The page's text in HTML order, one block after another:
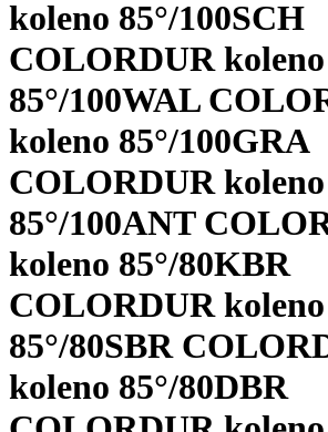
koleno 85°/100SCH
COLORDUR koleno
85°/100WAL
koleno 85°/100GRA
COLORDUR koleno
85°/100ANT
koleno 85°/80KBR
COLORDUR koleno
85°/80SBR
koleno 85°/80DBR